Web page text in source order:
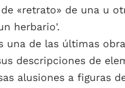
«retrato» de una u
herbario'.
una de las últimas
descripciones de
alusiones a figuras